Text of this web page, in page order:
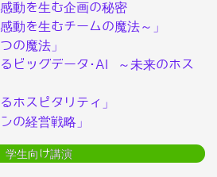
動を生む企画の秘密
動を生むチームの魔法～」
の魔法」
ビッグデータ･AI ～未来のホス
ホスピタリティ」
の経営戦略」
学生向け講演